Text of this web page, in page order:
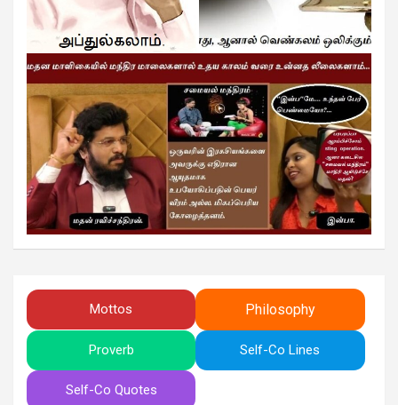
Mottos Philosophy
Proverb Self-Co Lines
Self-Co Quotes